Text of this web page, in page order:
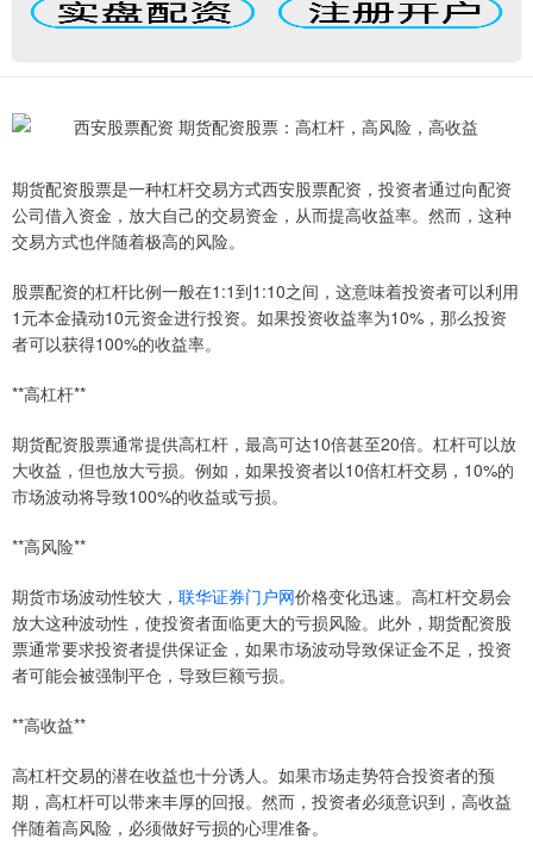
期货配资股票是一种杠杆交易方式西安股票配资，投资者通过向配资
公司借入资金，放大自己的交易资金，从而提高收益率。然而，这种
交易方式也伴随着极高的风险。
股票配资的杠杆比例一般在1:1到1:10之间，这意味着投资者可以利用
1元本金撬动10元资金进行投资。如果投资收益率为10%，那么投资
者可以获得100%的收益率。
**高杠杆**
期货配资股票通常提供高杠杆，最高可达10倍甚至20倍。杠杆可以放
大收益，但也放大亏损。例如，如果投资者以10倍杠杆交易，10%的
市场波动将导致100%的收益或亏损。
**高风险**
期货市场波动性较大， 联华证券门户网价格变化迅速。高杠杆交易会
放大这种波动性，使投资者面临更大的亏损风险。此外，期货配资股
票通常要求投资者提供保证金，如果市场波动导致保证金不足，投资
者可能会被强制平仓，导致巨额亏损。
**高收益**
高杠杆交易的潜在收益也十分诱人。如果市场走势符合投资者的预
期，高杠杆可以带来丰厚的回报。然而，投资者必须意识到，高收益
伴随着高风险，必须做好亏损的心理准备。